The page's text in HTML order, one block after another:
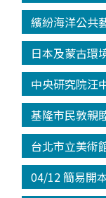
繽紛海洋公共
日本及蒙古環
中央研究院汪
基隆市民敦親
台北市立美術
04/12 簡易開